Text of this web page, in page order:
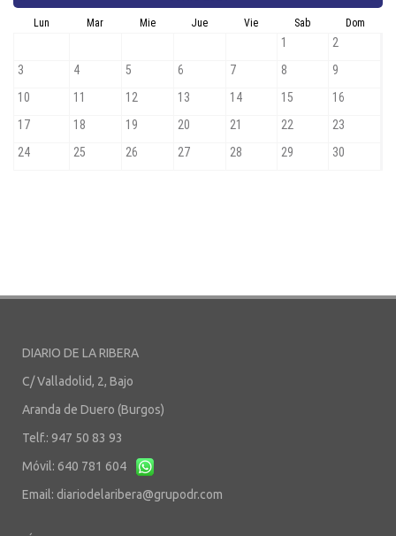
DIARIO DE LA RIBERA
C/ Valladolid, 2, Bajo
Aranda de Duero (Burgos)
Telf.: 947 50 83 93
Móvil: 640 781 604
Email: diariodelaribera@grupodr.com